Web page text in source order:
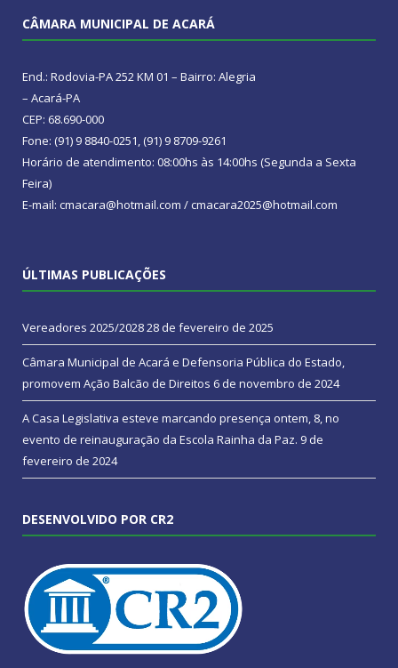
CÂMARA MUNICIPAL DE ACARÁ
End.: Rodovia-PA 252 KM 01 – Bairro: Alegria
– Acará-PA
CEP: 68.690-000
Fone: (91) 9 8840-0251, (91) 9 8709-9261
Horário de atendimento: 08:00hs às 14:00hs (Segunda a Sexta
Feira)
E-mail: cmacara@hotmail.com / cmacara2025@hotmail.com
ÚLTIMAS PUBLICAÇÕES
Vereadores 2025/202828 de fevereiro de 2025
Câmara Municipal de Acará e Defensoria Pública do Estado,
promovem Ação Balcão de Direitos 6 de novembro de 2024
A Casa Legislativa esteve marcando presença ontem, 8, no
evento de reinauguração da Escola Rainha da Paz. 9 de
fevereiro de 2024
DESENVOLVIDO POR CR2